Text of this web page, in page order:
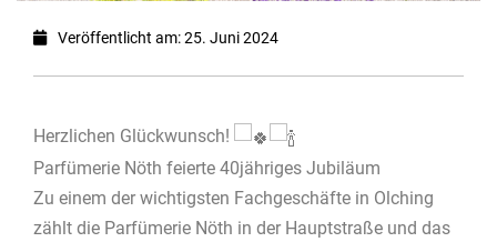
Veröffentlicht am: 25. Juni 2024
Herzlichen Glückwunsch!
Parfümerie Nöth feierte 40jähriges Jubiläum
Zu einem der wichtigsten Fachgeschäfte in Olching
zählt die Parfümerie Nöth in der Hauptstraße und das